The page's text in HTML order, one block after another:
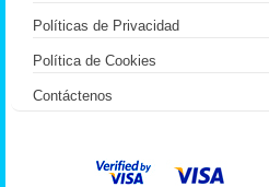
Políticas de Privacidad
Política de Cookies
Contáctenos